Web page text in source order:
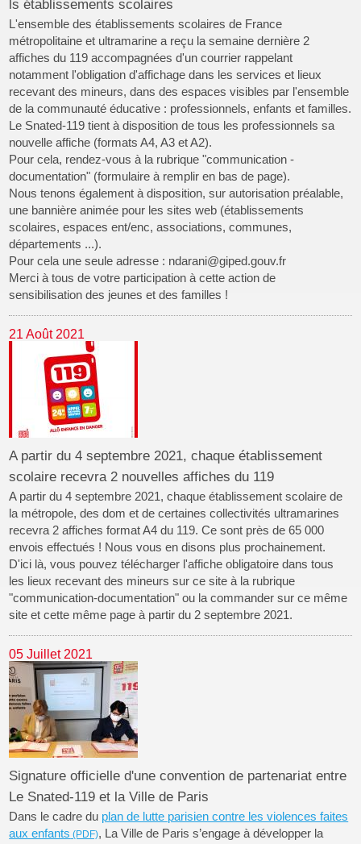
ls établissements scolaires
L'ensemble des établissements scolaires de France
métropolitaine et ultramarine a reçu la semaine dernière 2
affiches du 119 accompagnées d'un courrier rappelant
notamment l'obligation d'affichage dans les services et lieux
recevant des mineurs, dans des espaces visibles par l'ensemble
de la communauté éducative : professionnels, enfants et familles.
Le Snated-119 tient à disposition de tous les professionnels sa
nouvelle affiche (formats A4, A3 et A2).
Pour cela, rendez-vous à la rubrique "communication -
documentation" (formulaire à remplir en bas de page).
Nous tenons également à disposition, sur autorisation préalable,
une bannière animée pour les sites web (établissements
scolaires, espaces ent/enc, associations, communes,
départements ...).
Pour cela une seule adresse : ndarani@giped.gouv.fr
Merci à tous de votre participation à cette action de
sensibilisation des jeunes et des familles !
21 Août 2021
A partir du 4 septembre 2021, chaque établissement
scolaire recevra 2 nouvelles affiches du 119
A partir du 4 septembre 2021, chaque établissement scolaire de
la métropole, des dom et de certaines collectivités ultramarines
recevra 2 affiches format A4 du 119. Ce sont près de 65 000
envois effectués ! Nous vous en disons plus prochainement.
D'ici là, vous pouvez télécharger l'affiche obligatoire dans tous
les lieux recevant des mineurs sur ce site à la rubrique
"communication-documentation" ou la commander sur ce même
site et cette même page à partir du 2 septembre 2021.
05 Juillet 2021
Signature officielle d'une convention de partenariat entre
Le Snated-119 et la Ville de Paris
Dans le cadre du plan de lutte parisien contre les violences faites
aux enfants
, La Ville de Paris s’engage à développer la